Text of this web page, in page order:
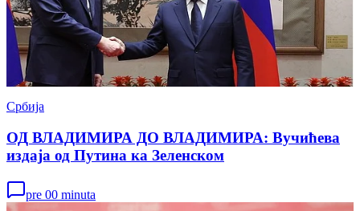
Србија
ОД ВЛАДИМИРА ДО ВЛАДИМИРА: Вучићева
издаја од Путина ка Зеленском
pre 00 minuta